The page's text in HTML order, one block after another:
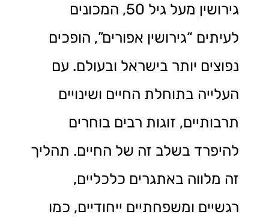
גירושין מעל גיל 50, המכונים
לעיתים “גירושין אפורים”, הופכים
נפוצים יותר בישראל ובעולם. עם
העלייה בתוחלת החיים ושינויים
תרבותיים, זוגות רבים בוחרים
להיפרד בשלב זה של החיים. תהליך
זה מלווה באתגרים כלכליים,
רגשיים ומשפחתיים ייחודיים, כמו